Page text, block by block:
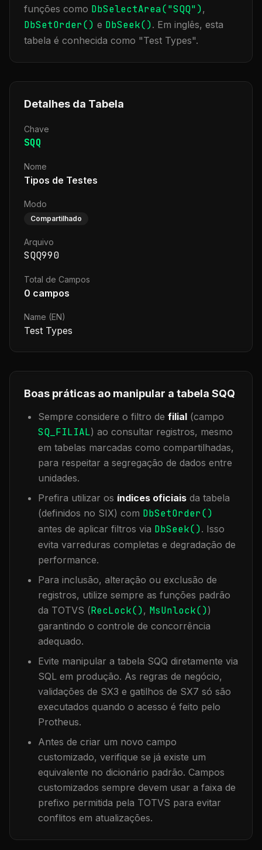
funções como DbSelectArea("SQQ"),
DbSetOrder() e DbSeek(). Em inglês, esta
tabela é conhecida como "Test Types".
Detalhes da Tabela
Chave
SQQ
Nome
Tipos de Testes
Modo
Compartilhado
Arquivo
SQQ990
Total de Campos
0 campos
Name (EN)
Test Types
Boas práticas ao manipular a tabela SQQ
Sempre considere o filtro de filial (campo
SQ_FILIAL) ao consultar registros, mesmo
em tabelas marcadas como compartilhadas,
para respeitar a segregação de dados entre
unidades.
Prefira utilizar os índices oficiais da tabela
(definidos no SIX) com DbSetOrder()
antes de aplicar filtros via DbSeek(). Isso
evita varreduras completas e degradação de
performance.
Para inclusão, alteração ou exclusão de
registros, utilize sempre as funções padrão
da TOTVS (RecLock(), MsUnlock())
garantindo o controle de concorrência
adequado.
Evite manipular a tabela SQQ diretamente via
SQL em produção. As regras de negócio,
validações de SX3 e gatilhos de SX7 só são
executados quando o acesso é feito pelo
Protheus.
Antes de criar um novo campo
customizado, verifique se já existe um
equivalente no dicionário padrão. Campos
customizados sempre devem usar a faixa de
prefixo permitida pela TOTVS para evitar
conflitos em atualizações.